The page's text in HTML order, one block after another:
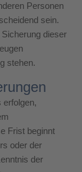
Personen
sein.
dieser
stehen.
erfolgen,
Frist beginnt
oder der
der